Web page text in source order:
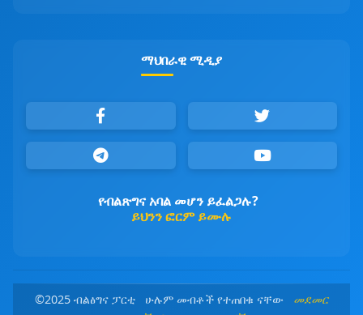
ማህበራዊ ሚዲያ
የብልጽግና አባል መሆን ይፈልጋሉ?
ይህንን ፎርም ይሙሉ
©2025 ብልፅግና ፓርቲ ሁሉም መብቶች የተጠበቁ ናቸው መደመር